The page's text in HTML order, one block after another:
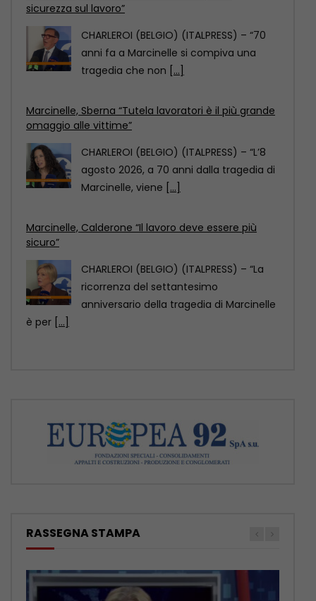
omaggio alle vittime”
CHARLEROI (BELGIO) (ITALPRESS) – “L’8
agosto 2026, a 70 anni dalla tragedia di
Marcinelle, viene [...]
Marcinelle, Calderone “Il lavoro deve essere più
sicuro”
CHARLEROI (BELGIO) (ITALPRESS) – “La
ricorrenza del settantesimo
anniversario della tragedia di Marcinelle
Marcinelle, La Russa “Punto di svolta per la
sicurezza sul lavoro”
CHARLEROI (BELGIO) (ITALPRESS) – “70
anni fa a Marcinelle si compiva una
RASSEGNA STAMPA